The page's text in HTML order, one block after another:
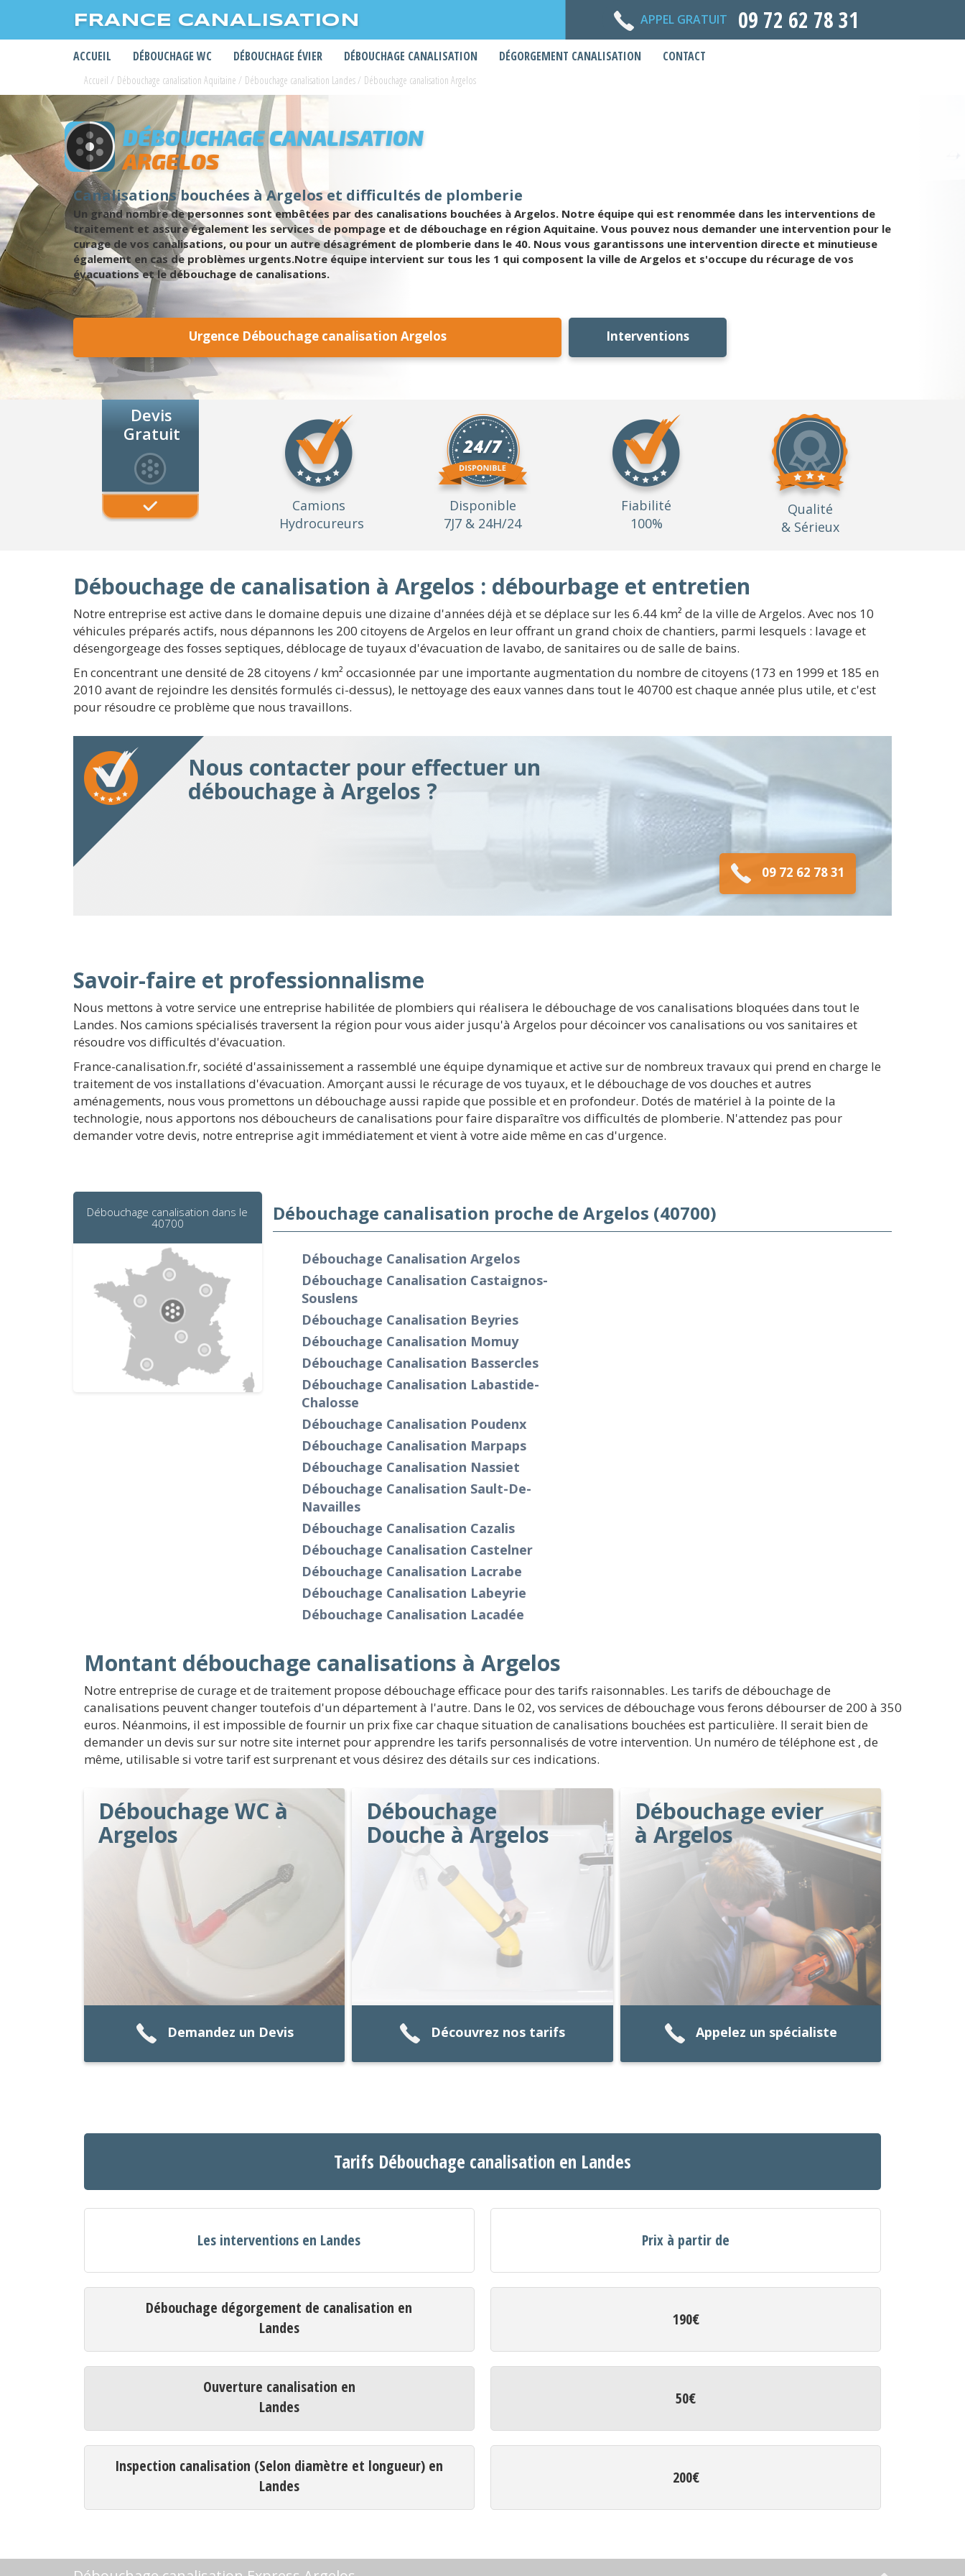
FRANCE CANALISATION APPEL GRATUIT 09 72 62 78 31
ACCUEIL DÉBOUCHAGE WC DÉBOUCHAGE ÉVIER DÉBOUCHAGE CANALISATION DÉGORGEMENT CANALISATION CONTACT
Accueil / Débouchage canalisation Aquitaine / Débouchage canalisation Landes/ Débouchage canalisation Argelos
DÉBOUCHAGE CANALISATION
ARGELOS
Canalisations bouchées à Argelos et difficultés de plomberie
Un grand nombre de personnes sont embêtées par des canalisations bouchées à Argelos. Notre équipe qui est renommée dans les interventions de
traitement et assure également les services de pompage et de débouchage en région Aquitaine. Vous pouvez nous demander une intervention pour le
curage de vos canalisations, ou pour un autre désagrément de plomberie dans le 40. Nous vous garantissons une intervention directe et minutieuse
également en cas de problèmes urgents.Notre équipe intervient sur tous les 1 qui composent la ville de Argelos et s'occupe du récurage de vos
évacuations et le débouchage de canalisations.
Urgence Débouchage canalisation Argelos Interventions
Devis
Gratuit
Camions
Hydrocureurs
Disponible
7J7 & 24H/24
Fiabilité
100%
Qualité
& Sérieux
Débouchage de canalisation à Argelos : débourbage et entretien
Notre entreprise est active dans le domaine depuis une dizaine d'années déjà et se déplace sur les 6.44 km² de la ville de Argelos. Avec nos 10
véhicules préparés actifs, nous dépannons les 200 citoyens de Argelos en leur offrant un grand choix de chantiers, parmi lesquels : lavage et
désengorgeage des fosses septiques, déblocage de tuyaux d'évacuation de lavabo, de sanitaires ou de salle de bains.
En concentrant une densité de 28 citoyens / km² occasionnée par une importante augmentation du nombre de citoyens (173 en 1999 et 185 en
2010 avant de rejoindre les densités formulés ci-dessus), le nettoyage des eaux vannes dans tout le 40700 est chaque année plus utile, et c'est
pour résoudre ce problème que nous travaillons.
Nous contacter pour effectuer un
débouchage à Argelos ?
09 72 62 78 31
Savoir-faire et professionnalisme
Nous mettons à votre service une entreprise habilitée de plombiers qui réalisera le débouchage de vos canalisations bloquées dans tout le
Landes. Nos camions spécialisés traversent la région pour vous aider jusqu'à Argelos pour décoincer vos canalisations ou vos sanitaires et
résoudre vos difficultés d'évacuation.
France-canalisation.fr, société d'assainissement a rassemblé une équipe dynamique et active sur de nombreux travaux qui prend en charge le
traitement de vos installations d'évacuation. Amorçant aussi le récurage de vos tuyaux, et le débouchage de vos douches et autres
aménagements, nous vous promettons un débouchage aussi rapide que possible et en profondeur. Dotés de matériel à la pointe de la
technologie, nous apportons nos déboucheurs de canalisations pour faire disparaître vos difficultés de plomberie. N'attendez pas pour
demander votre devis, notre entreprise agit immédiatement et vient à votre aide même en cas d'urgence.
Débouchage canalisation dans le
40700
Débouchage canalisation proche de Argelos (40700)
Débouchage Canalisation Argelos
Débouchage Canalisation Castaignos-
Souslens
Débouchage Canalisation Beyries
Débouchage Canalisation Momuy
Débouchage Canalisation Bassercles
Débouchage Canalisation Labastide-
Chalosse
Débouchage Canalisation Poudenx
Débouchage Canalisation Marpaps
Débouchage Canalisation Nassiet
Débouchage Canalisation Sault-De-
Navailles
Débouchage Canalisation Cazalis
Débouchage Canalisation Castelner
Débouchage Canalisation Lacrabe
Débouchage Canalisation Labeyrie
Débouchage Canalisation Lacadée
Montant débouchage canalisations à Argelos
Notre entreprise de curage et de traitement propose débouchage efficace pour des tarifs raisonnables. Les tarifs de débouchage de
canalisations peuvent changer toutefois d'un département à l'autre. Dans le 02, vos services de débouchage vous ferons débourser de 200 à 350
euros. Néanmoins, il est impossible de fournir un prix fixe car chaque situation de canalisations bouchées est particulière. Il serait bien de
demander un devis sur sur notre site internet pour apprendre les tarifs personnalisés de votre intervention. Un numéro de téléphone est , de
même, utilisable si votre tarif est surprenant et vous désirez des détails sur ces indications.
Débouchage WC à
Argelos
Demandez un Devis
Débouchage
Douche à Argelos
Découvrez nos tarifs
Débouchage evier
à Argelos
Appelez un spécialiste
Tarifs Débouchage canalisation en Landes
Les interventions en Landes Prix à partir de
Débouchage dégorgement de canalisation en
Landes
190€
Ouverture canalisation en
Landes
50€
Inspection canalisation (Selon diamètre et longueur) en
Landes
200€